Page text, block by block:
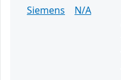
Siemens
N/A